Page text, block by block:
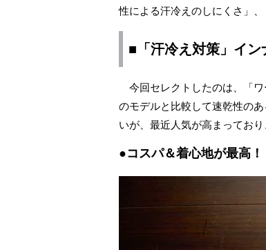
性による汗冷えのしにくさ」
■「汗冷え対策」イン
今回セレクトしたのは、「ワ
のモデルと比較して速乾性の
いが、最近人気が高まっており
●コスパ＆着心地が最高